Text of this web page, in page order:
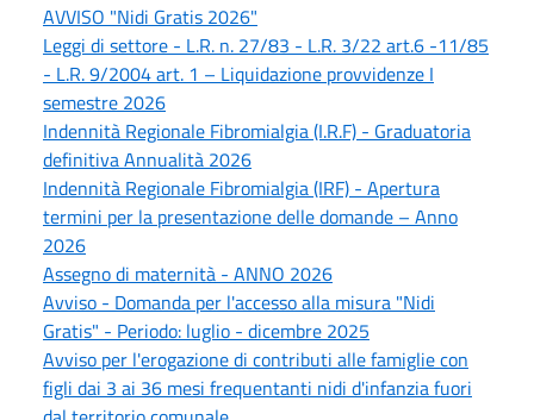
AVVISO "Nidi Gratis 2026"
Leggi di settore - L.R. n. 27/83 - L.R. 3/22 art.6 -11/85
- L.R. 9/2004 art. 1 – Liquidazione provvidenze I
semestre 2026
Indennità Regionale Fibromialgia (I.R.F) - Graduatoria
definitiva Annualità 2026
Indennità Regionale Fibromialgia (IRF) - Apertura
termini per la presentazione delle domande – Anno
2026
Assegno di maternità - ANNO 2026
Avviso - Domanda per l'accesso alla misura "Nidi
Gratis" - Periodo: luglio - dicembre 2025
Avviso per l'erogazione di contributi alle famiglie con
figli dai 3 ai 36 mesi frequentanti nidi d'infanzia fuori